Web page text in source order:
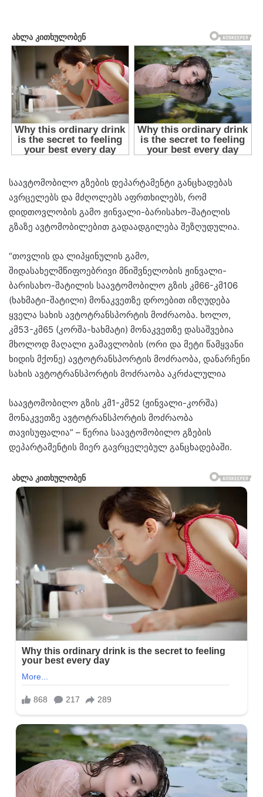
საავტომობილო გზების დეპარტამენტი განცხადებას
ავრცელებს და მძღოლებს აფრთხილებს, რომ
დიდთოვლობის გამო ჟინვალი-ბარისახო-შატილის
გზაზე ავტომობილებით გადაადგილება შეზღუდულია.
“თოვლის და ლიპყინულის გამო,
შიდასახელმწიფოებრივი მნიშვნელობის ჟინვალი-
ბარისახო-შატილის საავტომობილო გზის კმ66-კმ106
(ხახმატი-შატილი) მონაკვეთზე დროებით იზღუდება
ყველა სახის ავტოტრანსპორტის მოძრაობა. ხოლო,
კმ53-კმ65 (კორშა-ხახმატი) მონაკვეთზე დასაშვებია
მხოლოდ მაღალი გამავლობის (ორი და მეტი წამყვანი
ხიდის მქონე) ავტოტრანსპორტის მოძრაობა, დანარჩენი
სახის ავტოტრანსპორტის მოძრაობა აკრძალულია
საავტომობილო გზის კმ1-კმ52 (ჟინვალი-კორშა)
მონაკვეთზე ავტოტრანსპორტის მოძრაობა
თავისუფალია” – წერია საავტომობილო გზების
დეპარტამენტის მიერ გავრცელებულ განცხადებაში.